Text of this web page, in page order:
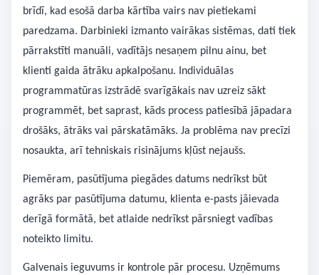
brīdī, kad esošā darba kārtība vairs nav pietiekami
paredzama. Darbinieki izmanto vairākas sistēmas, dati tiek
pārrakstīti manuāli, vadītājs nesaņem pilnu ainu, bet
klienti gaida ātrāku apkalpošanu. Individuālas
programmatūras izstrādē svarīgākais nav uzreiz sākt
programmēt, bet saprast, kāds process patiesībā jāpadara
drošāks, ātrāks vai pārskatāmāks. Ja problēma nav precīzi
nosaukta, arī tehniskais risinājums kļūst nejaušs.
Piemēram, pasūtījuma piegādes datums nedrīkst būt
agrāks par pasūtījuma datumu, klienta e-pasts jāievada
derīgā formātā, bet atlaide nedrīkst pārsniegt vadības
noteikto limitu.
Galvenais ieguvums ir kontrole pār procesu. Uzņēmums